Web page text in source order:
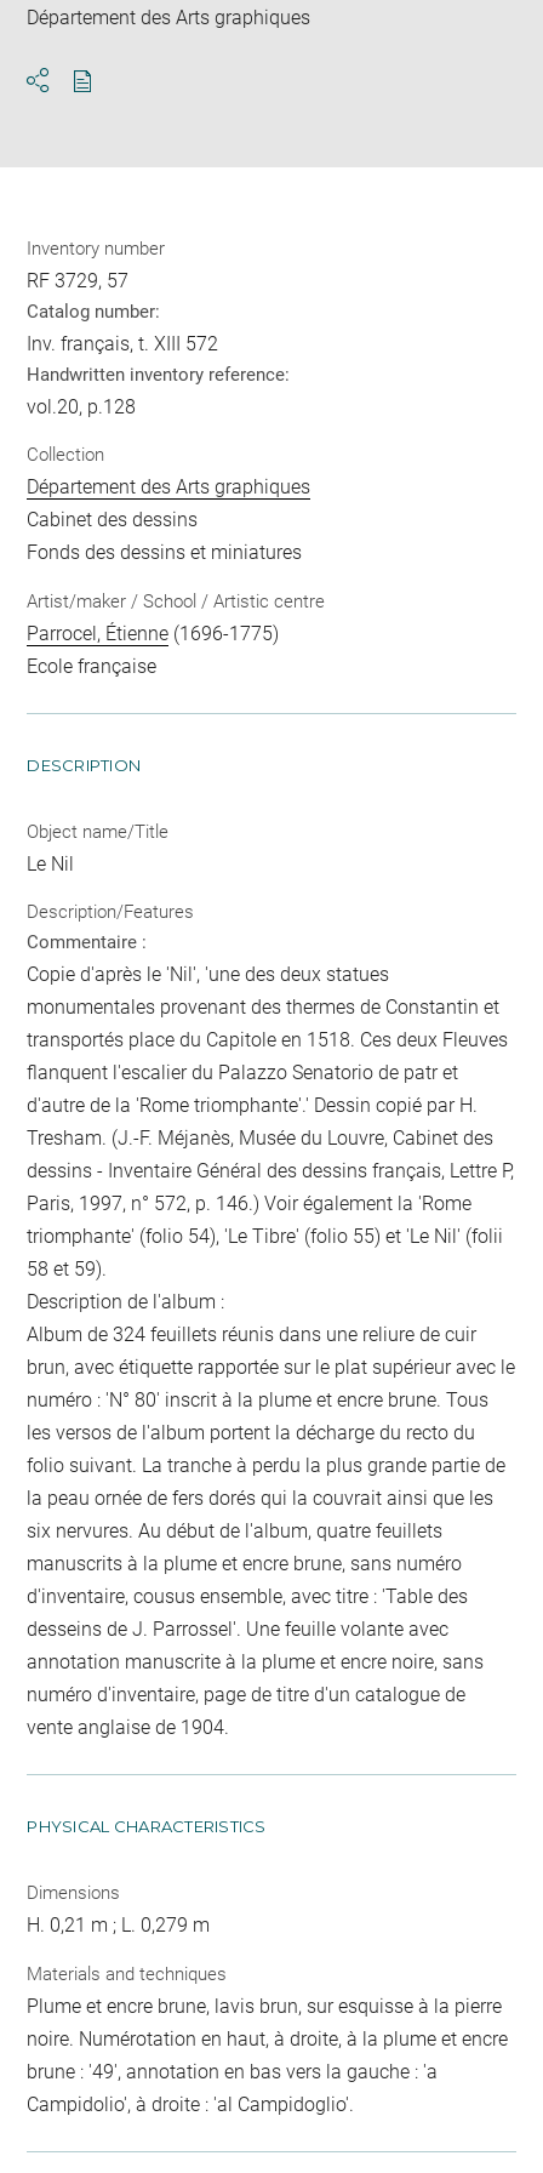
Département des Arts graphiques
Inventory number
RF 3729, 57
Catalog number:
Inv. français, t. XIII 572
Handwritten inventory reference:
vol.20, p.128
Collection
Département des Arts graphiques
Cabinet des dessins
Fonds des dessins et miniatures
Artist/maker / School / Artistic centre
Parrocel, Étienne (1696-1775)
Ecole française
DESCRIPTION
Object name/Title
Le Nil
Description/Features
Commentaire :
Copie d'après le 'Nil', 'une des deux statues
monumentales provenant des thermes de Constantin et
transportés place du Capitole en 1518. Ces deux Fleuves
flanquent l'escalier du Palazzo Senatorio de patr et
d'autre de la 'Rome triomphante'.' Dessin copié par H.
Tresham. (J.-F. Méjanès, Musée du Louvre, Cabinet des
dessins - Inventaire Général des dessins français, Lettre P,
Paris, 1997, n° 572, p. 146.) Voir également la 'Rome
triomphante' (folio 54), 'Le Tibre' (folio 55) et 'Le Nil' (folii
58 et 59).
Description de l'album :
Album de 324 feuillets réunis dans une reliure de cuir
brun, avec étiquette rapportée sur le plat supérieur avec le
numéro : 'N° 80' inscrit à la plume et encre brune. Tous
les versos de l'album portent la décharge du recto du
folio suivant. La tranche à perdu la plus grande partie de
la peau ornée de fers dorés qui la couvrait ainsi que les
six nervures. Au début de l'album, quatre feuillets
manuscrits à la plume et encre brune, sans numéro
d'inventaire, cousus ensemble, avec titre : 'Table des
desseins de J. Parrossel'. Une feuille volante avec
annotation manuscrite à la plume et encre noire, sans
numéro d'inventaire, page de titre d'un catalogue de
vente anglaise de 1904.
PHYSICAL CHARACTERISTICS
Dimensions
H. 0,21 m ; L. 0,279 m
Materials and techniques
Plume et encre brune, lavis brun, sur esquisse à la pierre
noire. Numérotation en haut, à droite, à la plume et encre
brune : '49', annotation en bas vers la gauche : 'a
Campidolio', à droite : 'al Campidoglio'.